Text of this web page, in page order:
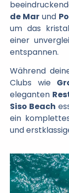
de Marund
um das
einer
entspannen.
Während
Clubs wie
eleganten
Siso Beach
ein
und